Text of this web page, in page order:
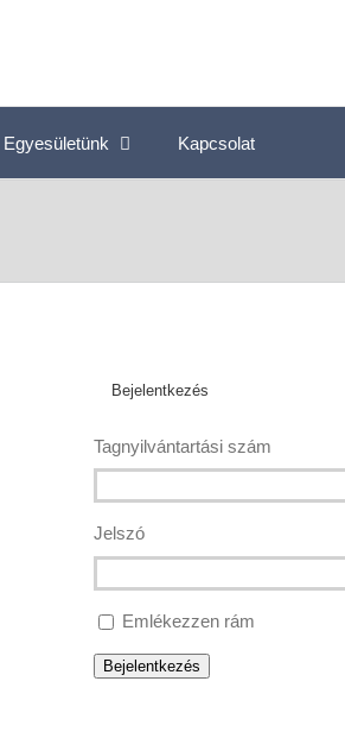
Egyesületünk Kapcsolat
Bejelentkezés
Tagnyilvántartási szám
Jelszó
Emlékezzen rám
Bejelentkezés